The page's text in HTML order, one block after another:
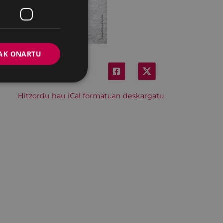
Hitzordu hau iCal formatuan deskargatu
ONARTU